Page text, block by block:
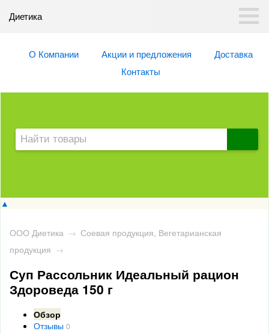
Диетика
О Компании Акции и предложения
Доставка
Контакты
▲
ООО Диетика → Соевая продукция, Вегетарианская
продукция →
Суп Рассольник Идеальный рацион
Здороведа 150 г
Обзор
Отзывы 0